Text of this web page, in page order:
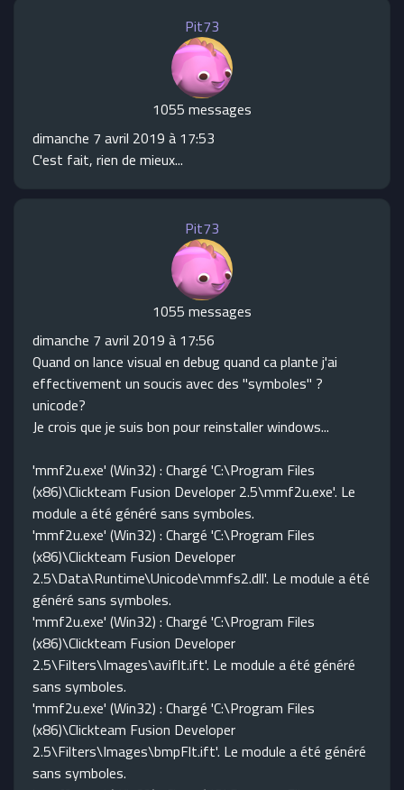
Pit73
1055 messages
dimanche 7 avril 2019 à 17:53
C'est fait, rien de mieux...
Pit73
1055 messages
dimanche 7 avril 2019 à 17:56
Quand on lance visual en debug quand ca plante j'ai
effectivement un soucis avec des "symboles" ?
unicode?
Je crois que je suis bon pour reinstaller windows...
'mmf2u.exe' (Win32) : Chargé 'C:\Program Files
(x86)\Clickteam Fusion Developer 2.5\mmf2u.exe'. Le
module a été généré sans symboles.
'mmf2u.exe' (Win32) : Chargé 'C:\Program Files
(x86)\Clickteam Fusion Developer
2.5\Data\Runtime\Unicode\mmfs2.dll'. Le module a été
généré sans symboles.
'mmf2u.exe' (Win32) : Chargé 'C:\Program Files
(x86)\Clickteam Fusion Developer
2.5\Filters\Images\aviflt.ift'. Le module a été généré
sans symboles.
'mmf2u.exe' (Win32) : Chargé 'C:\Program Files
(x86)\Clickteam Fusion Developer
2.5\Filters\Images\bmpFlt.ift'. Le module a été généré
sans symboles.